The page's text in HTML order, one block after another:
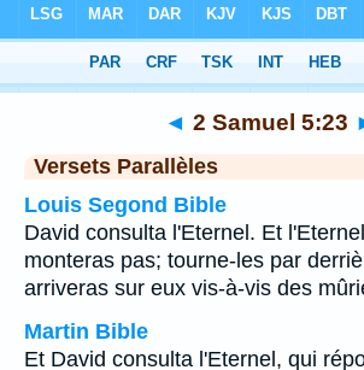
Chapitre 5> Verset 23
◄ 2 Samuel 5:23
Versets Parallèles
Louis Segond Bible
David consulta l'Eternel. Et
monteras pas; tourne-les par
arriveras sur eux vis-à-vis des
Martin Bible
Et David consulta l'Eternel, qui